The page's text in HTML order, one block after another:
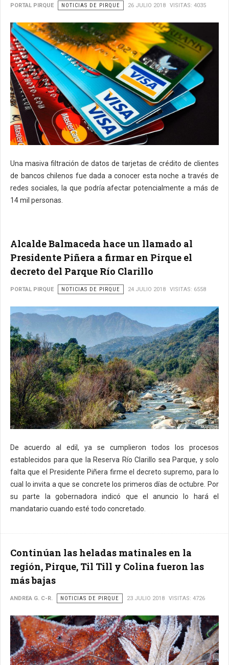
PORTAL PIRQUE NOTICIAS DE PIRQUE 26 JULIO 2018 VISITAS: 4035
Una masiva filtración de datos de tarjetas de crédito de clientes
de bancos chilenos fue dada a conocer esta noche a través de
redes sociales, la que podría afectar potencialmente a más de
14 mil personas.
Alcalde Balmaceda hace un llamado al
Presidente Piñera a firmar en Pirque el
decreto del Parque Río Clarillo
PORTAL PIRQUE NOTICIAS DE PIRQUE 24 JULIO 2018 VISITAS: 6558
De acuerdo al edil, ya se cumplieron todos los procesos
establecidos para que la Reserva Río Clarillo sea Parque, y solo
falta que el Presidente Piñera firme el decreto supremo, para lo
cual lo invita a que se concrete los primeros días de octubre. Por
su parte la gobernadora indicó que el anuncio lo hará el
mandatario cuando esté todo concretado.
Continúan las heladas matinales en la
región, Pirque, Til Till y Colina fueron las
más bajas
ANDREA G. C-R. NOTICIAS DE PIRQUE 23 JULIO 2018 VISITAS: 4726